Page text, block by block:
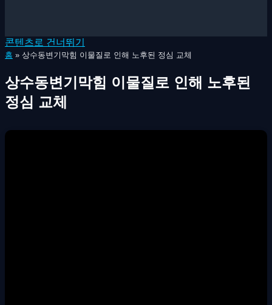
콘텐츠로 건너뛰기
홈 » 상수동변기막힘 이물질로 인해 노후된 정심 교체
상수동변기막힘 이물질로 인해 노후된
정심 교체